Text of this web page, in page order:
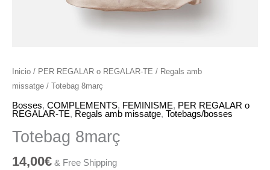
Inicio / PER REGALAR o REGALAR-TE / Regals amb
missatge / Totebag 8març
Bosses, COMPLEMENTS, FEMINISME, PER REGALAR o
REGALAR-TE, Regals amb missatge, Totebags/bosses
Totebag 8març
14,00€ & Free Shipping